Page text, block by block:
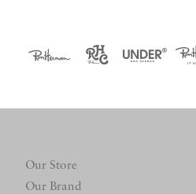
Our Store
Our Brand